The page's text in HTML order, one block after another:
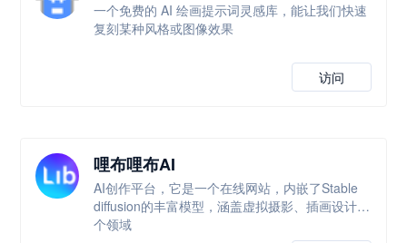
一个免费的 AI 绘画提示词灵感库，能让我们快速
复刻某种风格或图像效果
访问
哩布哩布AI
AI创作平台，它是一个在线网站，内嵌了Stable
diffusion的丰富模型，涵盖虚拟摄影、插画设计多
个领域